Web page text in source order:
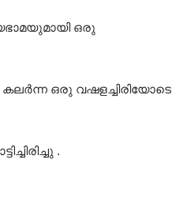
ഒരു
കലർന്ന ഒരു വഷളച്ചിരിയോടെ
.